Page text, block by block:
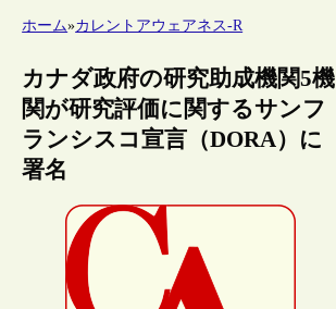
ホーム»カレントアウェアネス-R
カナダ政府の研究助成機関5機
関が研究評価に関するサンフ
ランシスコ宣言（DORA）に
署名